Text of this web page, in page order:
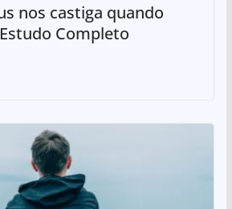
nos castiga quando
Completo